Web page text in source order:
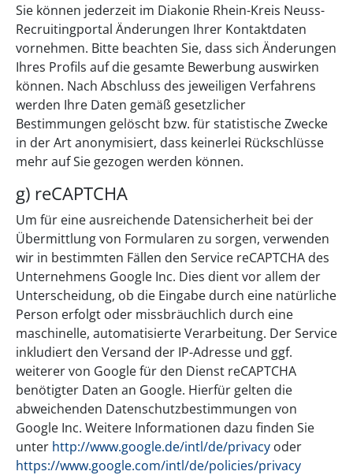
Sie können jederzeit im Diakonie Rhein-Kreis Neuss-
Recruitingportal Änderungen Ihrer Kontaktdaten
vornehmen. Bitte beachten Sie, dass sich Änderungen
Ihres Profils auf die gesamte Bewerbung auswirken
können. Nach Abschluss des jeweiligen Verfahrens
werden Ihre Daten gemäß gesetzlicher
Bestimmungen gelöscht bzw. für statistische Zwecke
in der Art anonymisiert, dass keinerlei Rückschlüsse
mehr auf Sie gezogen werden können.
g) reCAPTCHA
Um für eine ausreichende Datensicherheit bei der
Übermittlung von Formularen zu sorgen, verwenden
wir in bestimmten Fällen den Service reCAPTCHA des
Unternehmens Google Inc. Dies dient vor allem der
Unterscheidung, ob die Eingabe durch eine natürliche
Person erfolgt oder missbräuchlich durch eine
maschinelle, automatisierte Verarbeitung. Der Service
inkludiert den Versand der IP-Adresse und ggf.
weiterer von Google für den Dienst reCAPTCHA
benötigter Daten an Google. Hierfür gelten die
abweichenden Datenschutzbestimmungen von
Google Inc. Weitere Informationen dazu finden Sie
unter http://www.google.de/intl/de/privacy oder
https://www.google.com/intl/de/policies/privacy